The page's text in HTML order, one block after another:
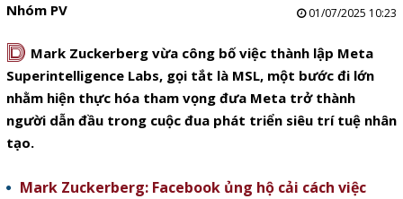
Nhóm PV 01/07/2025 10:23
D Mark Zuckerberg vừa công bố việc thành lập Meta
Superintelligence Labs, gọi tắt là MSL, một bước đi lớn
nhằm hiện thực hóa tham vọng đưa Meta trở thành
người dẫn đầu trong cuộc đua phát triển siêu trí tuệ nhân
tạo.
Mark Zuckerberg: Facebook ủng hộ cải cách việc